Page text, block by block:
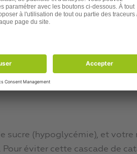
plus dedopamine. Il
le cerveau. Notez que la
pas le seul point commun
dépendance . A tel point
la cocaïne
. [4] Ce n’est donc
fébrile qu’un narcomane en
sucre (hypoglycémie), et votre
Pour éviter cette cascade de